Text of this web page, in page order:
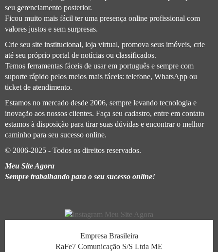
seu gerenciamento posterior.
Ficou muito mais fácil ter uma presença online profissional com
valores justos e sem surpresas.
Crie seu site institucional, loja virtual, promova seus imóveis, crie
até seu próprio portal de notícias ou classificados.
Temos ferramentas fáceis de usar em português e sempre com
suporte rápido pelos meios mais fáceis: telefone, WhatsApp ou
ticket de atendimento.
Estamos no mercado desde 2006, sempre levando tecnologia e
inovação aos nossos clientes. Faça seu cadastro, entre em contato
estamos à disposição para tirar suas dúvidas e encontrar o melhor
caminho para seu sucesso online.
© 2006-2025 - Todos os direitos reservados.
Meu Site Agora
Sempre trabalhando para o seu sucesso online!
Empresa Brasileira
RaFe7 Comunicação S/S Ltda ME